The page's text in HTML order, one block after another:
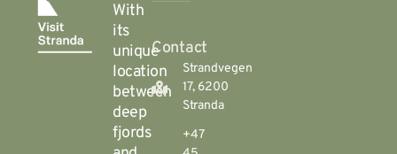
With
its
unique
location
between
deep
fjords
Contact
Strandvegen
17, 6200
Stranda
+47